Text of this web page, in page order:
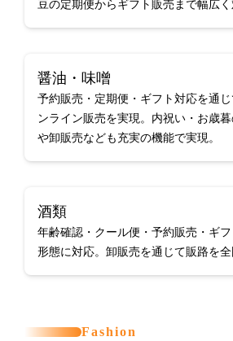
豆の定期便からギフト販売まで幅広く
醤油・味噌
予約販売・定期便・ギフト対応を通
ンライン販売を実現。内祝い・お歳
や卸販売なども充実の機能で実現。
酒類
年齢確認・クール便・予約販売・ギ
形態に対応。卸販売を通じて販路を全
Fashion